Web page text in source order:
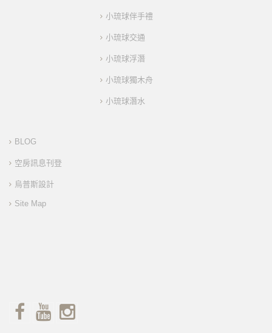
小琉球伴手禮
小琉球交通
小琉球浮潛
小琉球獨木舟
小琉球潛水
BLOG
空房訊息刊登
烏普斯設計
Site Map